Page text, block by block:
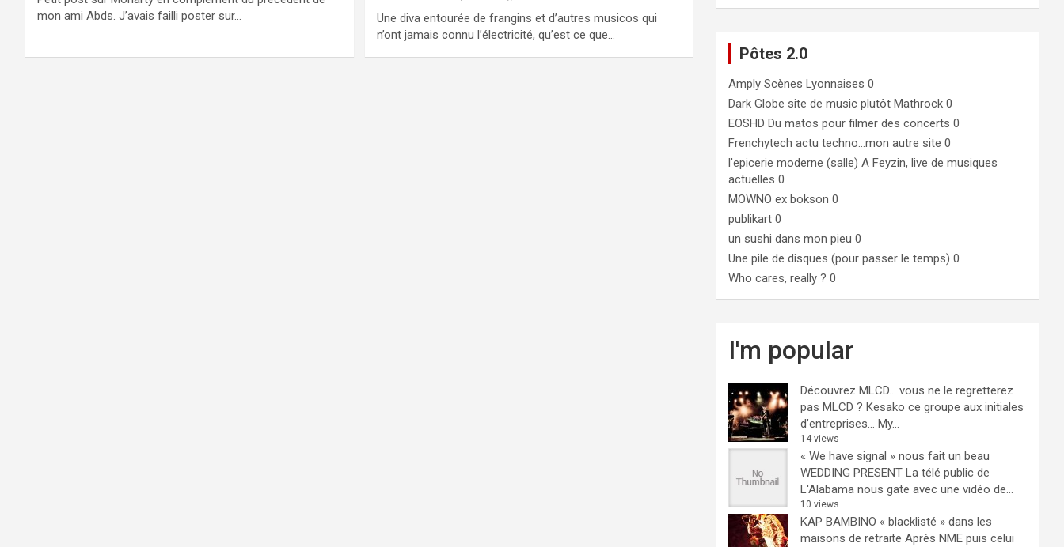
mon ami Abds. J’avais failli poster sur…
Une diva entourée de frangins et d’autres musicos qui
n’ont jamais connu l’électricité, qu’est ce que…
Pôtes 2.0
Amply Scènes Lyonnaises 0
Dark Globe site de music plutôt Mathrock 0
EOSHD Du matos pour filmer des concerts 0
Frenchytech actu techno…mon autre site 0
l'epicerie moderne (salle) A Feyzin, live de musiques
actuelles 0
MOWNO ex bokson 0
publikart 0
un sushi dans mon pieu 0
Une pile de disques (pour passer le temps) 0
Who cares, really ? 0
I'm popular
Découvrez MLCD… vous ne le regretterez
pas MLCD ? Kesako ce groupe aux initiales
d’entreprises… My...
14 views
« We have signal » nous fait un beau
WEDDING PRESENT La télé public de
L'Alabama nous gate avec une vidéo de...
10 views
KAP BAMBINO « blacklisté » dans les
maisons de retraite Après NME puis celui